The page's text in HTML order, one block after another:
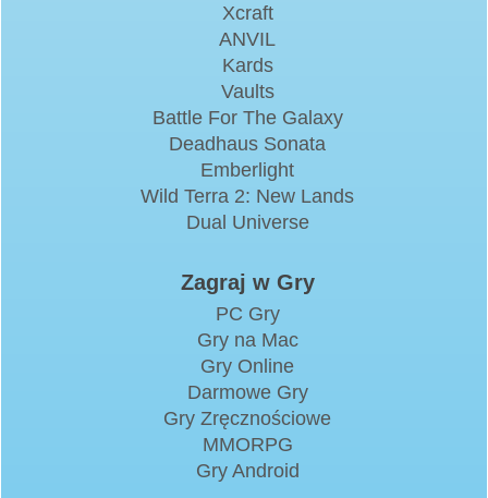
Xcraft
ANVIL
Kards
Vaults
Battle For The Galaxy
Deadhaus Sonata
Emberlight
Wild Terra 2: New Lands
Dual Universe
Zagraj w Gry
PC Gry
Gry na Mac
Gry Online
Darmowe Gry
Gry Zręcznościowe
MMORPG
Gry Android